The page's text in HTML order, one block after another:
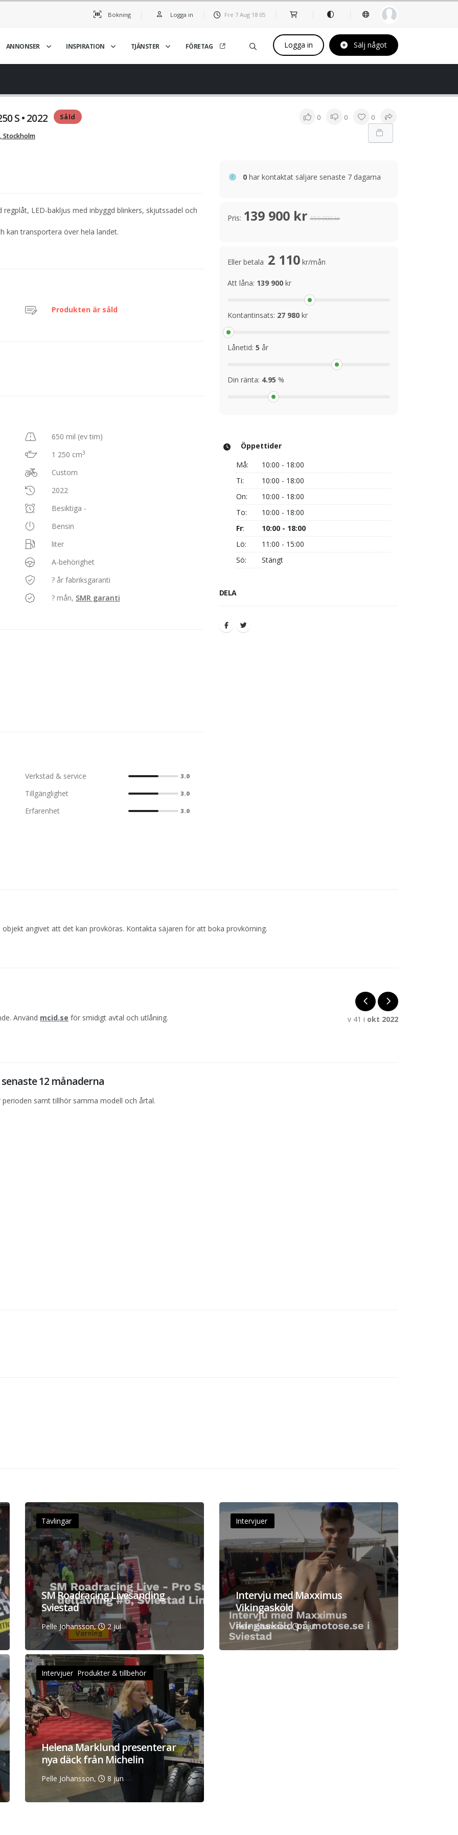
Bokning Logga in Fre 7 Aug 18 05
ANNONSER INSPIRATION TJÄNSTER FÖRETAG Logga in Sälj något
S • 2022 Såld 0 0 0
Stockholm
LED-bakljus med inbyggd blinkers, skjutssadel och
kan transportera över hela landet.
Produkten är såld
650 mil (ev tim)
1 250 cm3
Custom
2022
Besiktiga -
Bensin
liter
A-behörighet
? år fabriksgaranti
? mån, SMR garanti
Verkstad & service 3.0
Tillgänglighet 3.0
Erfarenhet 3.0
0 har kontaktat säljare senaste 7 dagarna
Pris: 139 900 kr 159 000 kr
Eller betala 2 110 kr/mån
Att låna: 139 900 kr
Kontantinsats: 27 980 kr
Lånetid: 5 år
Din ränta: 4.95 %
Öppettider
Må:
10:00 - 18:00
Ti:
10:00 - 18:00
On:
10:00 - 18:00
To:
10:00 - 18:00
Fr:
10:00 - 18:00
Lö:
11:00 - 15:00
Sö:
Stängt
DELA
angivet att det kan provköras. Kontakta säjaren för att boka provkörning.
Använd mcid.se för smidigt avtal och utlåning. v 41 i okt 2022
12 månaderna
samt tillhör samma modell och årtal.
Tävlingar
SM Roadracing Livesänding
Sviestad
Pelle Johansson, 2 jul
Intervjuer
Intervju med Maxximus
Vikingasköld
Pelle Johansson, 1 jul
Intervjuer Produkter & tillbehör
Helena Marklund presenterar
nya däck från Michelin
Pelle Johansson, 8 jun